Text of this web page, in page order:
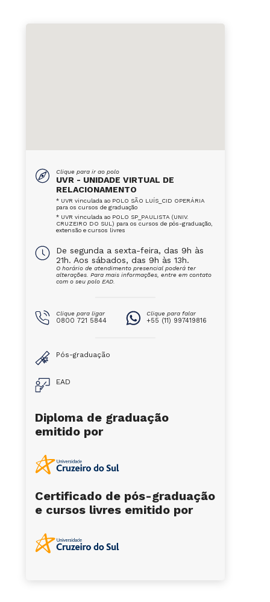
Clique para ir ao polo
UVR - UNIDADE VIRTUAL DE
RELACIONAMENTO
* UVR vinculada ao POLO SÃO LUÍS_CID OPERÁRIA
para os cursos de graduação
* UVR vinculada ao POLO SP_PAULISTA (UNIV.
CRUZEIRO DO SUL) para os cursos de pós-graduação,
extensão e cursos livres
De segunda a sexta-feira, das 9h às
21h. Aos sábados, das 9h às 13h.
O horário de atendimento presencial poderá ter
alterações. Para mais informações, entre em contato
com o seu polo EAD.
Clique para ligar
0800 721 5844
Clique para falar
+55 (11) 997419816
Pós-graduação
EAD
Diploma de graduação
emitido por
Certificado de pós-graduação
e cursos livres emitido por